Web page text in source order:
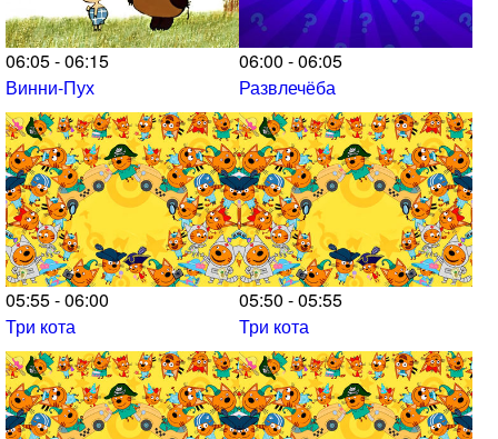
06:05 - 06:15
Винни-Пух
06:00 - 06:05
Развлечёба
05:55 - 06:00
Три кота
05:50 - 05:55
Три кота